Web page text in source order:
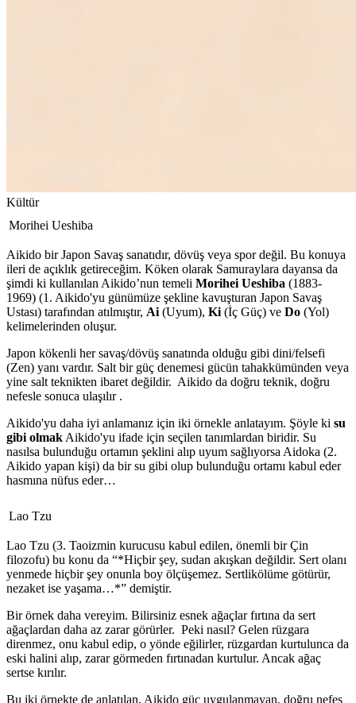
Kültür
Morihei Ueshiba
Aikido bir Japon Savaş sanatıdır, dövüş veya spor değil. Bu konuya
ileri de açıklık getireceğim. Köken olarak Samuraylara dayansa da
şimdi ki kullanılan Aikido’nun temeli Morihei Ueshiba (1883-
1969) (1. Aikido'yu günümüze şekline kavuşturan Japon Savaş
Ustası) tarafından atılmıştır, Ai(Uyum), Ki(İç Güç) ve Do (Yol)
kelimelerinden oluşur.
Japon kökenli her savaş/dövüş sanatında olduğu gibi dini/felsefi
(Zen) yanı vardır. Salt bir güç denemesi gücün tahakkümünden veya
yine salt teknikten ibaret değildir. Aikido da doğru teknik, doğru
nefesle sonuca ulaşılır .
Aikido'yu daha iyi anlamanız için iki örnekle anlatayım. Şöyle ki su
gibi olmakAikido'yu ifade için seçilen tanımlardan biridir. Su
nasılsa bulunduğu ortamın şeklini alıp uyum sağlıyorsa Aidoka (2.
Aikido yapan kişi) da bir su gibi olup bulunduğu ortamı kabul eder
hasmına nüfus eder…
Lao Tzu
Lao Tzu (3. Taoizmin kurucusu kabul edilen, önemli bir Çin
filozofu) bu konu da “*Hiçbir şey, sudan akışkan değildir. Sert olanı
yenmede hiçbir şey onunla boy ölçüşemez. Sertlikölüme götürür,
nezaket ise yaşama…*” demiştir.
Bir örnek daha vereyim. Bilirsiniz esnek ağaçlar fırtına da sert
ağaçlardan daha az zarar görürler. Peki nasıl? Gelen rüzgara
direnmez, onu kabul edip, o yönde eğilirler, rüzgardan kurtulunca da
eski halini alıp, zarar görmeden fırtınadan kurtulur. Ancak ağaç
sertse kırılır.
Bu iki örnekte de anlatılan, Aikido güç uygulanmayan, doğru nefes